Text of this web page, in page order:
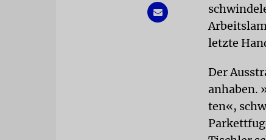
letzte
Der
anhaben.
ten«,